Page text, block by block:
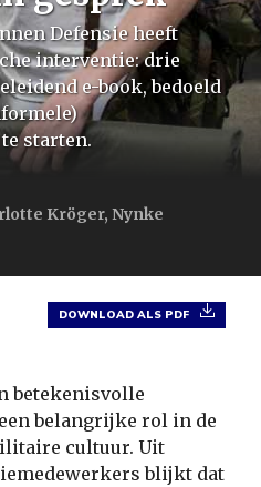
Defensie heeft
interventie: drie
e-book, bedoeld
starten.
Kröger, Nynke
DOWNLOAD ALS PDF
betekenisvolle
belangrijke rol in de
cultuur. Uit
blijkt dat